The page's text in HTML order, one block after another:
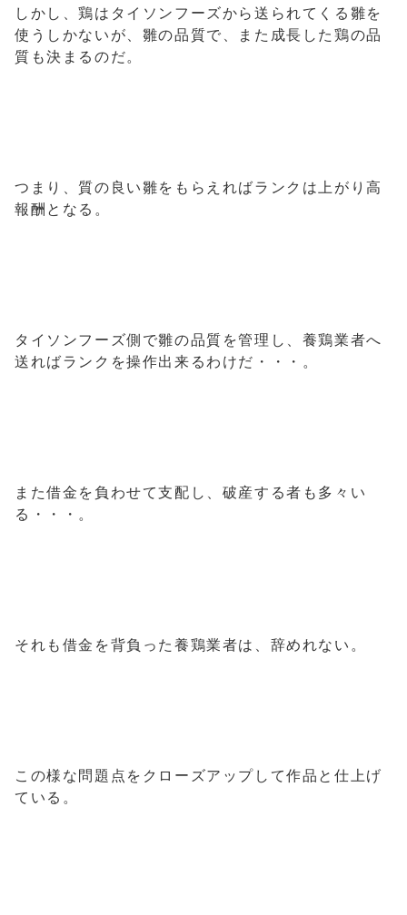
しかし、鶏はタイソンフーズから送られてくる雛を
使うしかないが、雛の品質で、また成長した鶏の品
質も決まるのだ。
つまり、質の良い雛をもらえればランクは上がり高
報酬となる。
タイソンフーズ側で雛の品質を管理し、養鶏業者へ
送ればランクを操作出来るわけだ・・・。
また借金を負わせて支配し、破産する者も多々い
る・・・。
それも借金を背負った養鶏業者は、辞めれない。
この様な問題点をクローズアップして作品と仕上げ
ている。